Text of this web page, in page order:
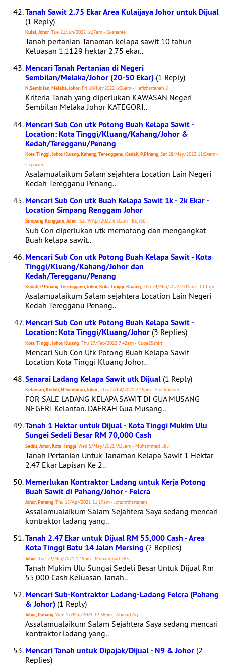
Tanah Sawit 2.75 Ekar Area Kulaijaya Johor untuk Dijual
(1 Reply)
Kulai, Johor, Tue 21/Jun/2022 6:17am - Suehanie
Tanah pertanian Tanaman kelapa sawit 10 tahun
Keluasan 1.1129 hektar 2.75 ekar..
Mencari Tanah Pertanian di Negeri
Sembilan/Melaka/Johor (20-50 Ekar) (1 Reply)
N.Sembilan, Melaka, Johor, Fri 10/Jun/2022 6:36am - Hafizhartanah 2
Kriteria Tanah yang diperlukan KAWASAN Negeri
Sembilan Melaka Johor KATEGORI..
Mencari Sub Con utk Potong Buah Kelapa Sawit -
Location: Kota Tinggi/Kluang/Kahang/Johor &
Kedah/Teregganu/Penang
Kota Tinggi, Johor, Kluang, Kahang, Terengganu, Kedah, P.Pinang, Sat 28/May/2022 11:04am -
Cxpower
Asalamualaikum Salam sejahtera Location Lain Negeri
Kedah Teregganu Penang..
Mencari Sub Con utk Buah Kelapa Sawit 1k - 2k Ekar -
Location Simpang Renggam Johor
Simpang Renggam, Johor, Sat 9/Apr/2022 6:50am - Boji30
Sub Con diperlukan utk memotong dan mengangkat
Buah kelapa sawit..
Mencari Sub Con utk Potong Buah Kelapa Sawit - Kota
Tinggi/Kluang/Kahang/Johor dan
Kedah/Teregganu/Penang
Kedah, P.Pinang, Terengganu, Johor, Kota Tinggi, Kluang, Thu 24/Mar/2022 7:01am - Ct City
Asalamualaikum Salam sejahtera Location Lain Negeri
Kedah Teregganu Penang..
Mencari Sub Con utk Potong Buah Kelapa Sawit -
Location: Kota Tinggi/Kluang/Johor (3 Replies)
Kota Tinggi, Johor, Kluang, Thu 17/Feb/2022 7:42am - Cooa25shirt
Mencari Sub Con Utk Potong Buah Kelapa Sawit
Location Kota Tinggi Kluang Johor..
Senarai Ladang Kelapa Sawit utk Dijual (1 Reply)
Kelantan, Kedah, N.Sembilan, Johor, Thu 22/Jul/2021 2:45pm - Stockholder
FOR SALE LADANG KELAPA SAWIT DI GUA MUSANG
NEGERI Kelantan. DAERAH Gua Musang..
Tanah 1 Hektar untuk Dijual - Kota Tinggi Mukim Ulu
Sungei Sedeli Besar RM 70,000 Cash
Sedili, Johor, Kota Tinggi, Wed 5/May/2021 9:35am - Muhammad 585
Tanah Pertanian Untuk Tanaman Kelapa Sawit 1 Hektar
2.47 Ekar Lapisan Ke 2..
Memerlukan Kontraktor Ladang untuk Kerja Potong
Buah Sawit di Pahang/Johor - Felcra
Johor, Pahang, Thu 15/Apr/2021 11:19am - Johordthartanah
Assalamualaikum Salam Sejahtera Saya sedang mencari
kontraktor ladang yang..
Tanah 2.47 Ekar untuk Dijual RM 55,000 Cash - Area
Kota Tinggi Batu 14 Jalan Mersing (2 Replies)
Johor, Tue 23/Mar/2021 1:45pm - Muhammad 585
Tanah Mukim Ulu Sungai Sedeli Besar Untuk Dijual Rm
55,000 Cash Keluasan Tanah..
Mencari Sub-Kontraktor Ladang-Ladang Felcra (Pahang
& Johor) (1 Reply)
Johor, Pahang, Wed 17/Mar/2021 12:38pm - Ahmad Ag
Assalamualaikum Salam Sejahtera Saya sedang mencari
kontraktor ladang yang..
Mencari Tanah untuk Dipajak/Dijual - N9 & Johor (2
Replies)